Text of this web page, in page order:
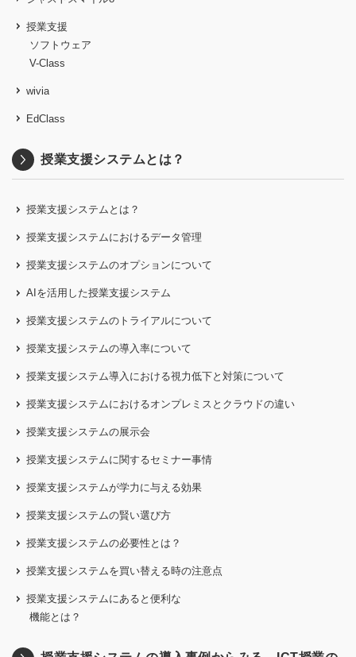
授業支援
ソフトウェア
V-Class
wivia
EdClass
授業支援システムとは？
授業支援システムとは？
授業支援システムにおけるデータ管理
授業支援システムのオプションについて
AIを活用した授業支援システム
授業支援システムのトライアルについて
授業支援システムの導入率について
授業支援システム導入における視力低下と対策について
授業支援システムにおけるオンプレミスとクラウドの違い
授業支援システムの展示会
授業支援システムに関するセミナー事情
授業支援システムが学力に与える効果
授業支援システムの賢い選び方
授業支援システムの必要性とは？
授業支援システムを買い替える時の注意点
授業支援システムにあると便利な
機能とは？